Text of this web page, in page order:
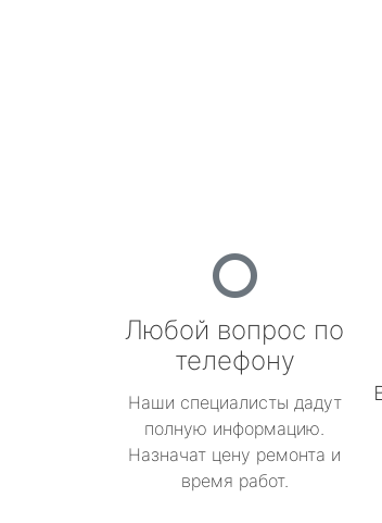
Любой вопрос по
телефону
Наши специалисты дадут
полную информацию.
Назначат цену ремонта и
время работ.